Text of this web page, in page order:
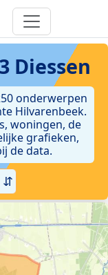
Diessen
onderwerpen
Hilvarenbeek.
woningen, de
grafieken,
de data.
⇵